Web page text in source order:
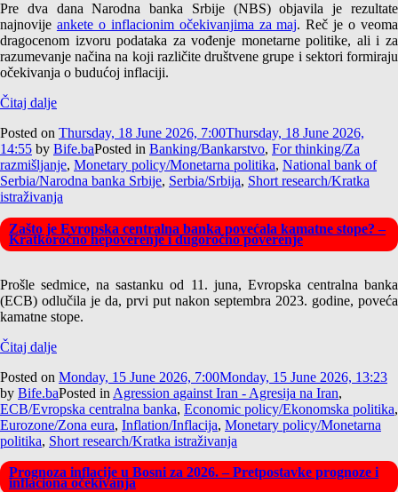
Pre dva dana Narodna banka Srbije (NBS) objavila je rezultate
najnovije ankete o inflacionim očekivanjima za maj. Reč je o veoma
dragocenom izvoru podataka za vođenje monetarne politike, ali i za
razumevanje načina na koji različite društvene grupe i sektori formiraju
očekivanja o budućoj inflaciji.
Čitaj dalje
Posted on Thursday, 18 June 2026, 7:00Thursday, 18 June 2026,
14:55 by Bife.baPosted in Banking/Bankarstvo, For thinking/Za
razmišljanje, Monetary policy/Monetarna politika, National bank of
Serbia/Narodna banka Srbije, Serbia/Srbija, Short research/Kratka
istraživanja
Zašto je Evropska centralna banka povećala kamatne stope? –
Kratkoročno nepoverenje i dugoročno poverenje
Prošle sedmice, na sastanku od 11. juna, Evropska centralna banka
(ECB) odlučila je da, prvi put nakon septembra 2023. godine, poveća
kamatne stope.
Čitaj dalje
Posted on Monday, 15 June 2026, 7:00Monday, 15 June 2026, 13:23
by Bife.baPosted in Agression against Iran - Agresija na Iran,
ECB/Evropska centralna banka, Economic policy/Ekonomska politika,
Eurozone/Zona eura, Inflation/Inflacija, Monetary policy/Monetarna
politika, Short research/Kratka istraživanja
Prognoza inflacije u Bosni za 2026. – Pretpostavke prognoze i
inflaciona očekivanja